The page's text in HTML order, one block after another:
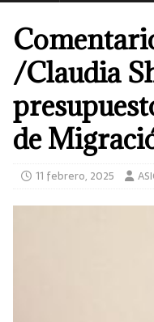
/Claudia
de
11 febrero, 2025